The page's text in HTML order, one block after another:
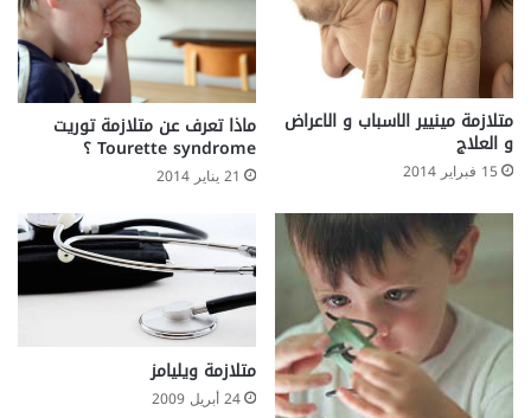
متلازمة مينيير الاسباب و الاعراض
و العلاج
15 فبراير 2014
ماذا تعرف عن متلازمة توريت
Tourette syndrome ؟
21 يناير 2014
متلازمة ويليامز
24 أبريل 2009